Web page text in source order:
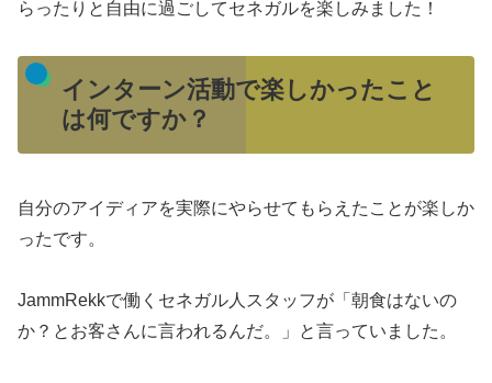
らったりと自由に過ごしてセネガルを楽しみました！
インターン活動で楽しかったこと
は何ですか？
自分のアイディアを実際にやらせてもらえたことが楽しか
ったです。
JammRekkで働くセネガル人スタッフが「朝食はないの
か？とお客さんに言われるんだ。」と言っていました。